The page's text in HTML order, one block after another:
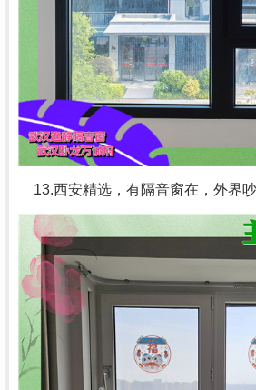
13.西安精选，有隔音窗在，外界